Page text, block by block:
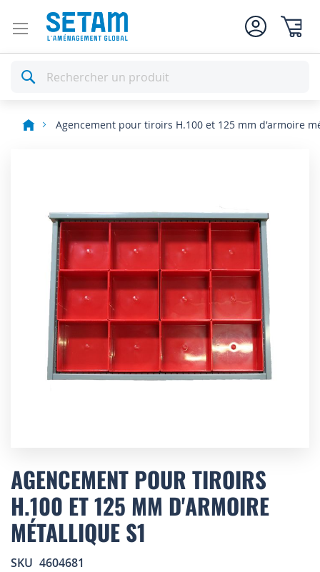
Rechercher
Agencement pour tiroirs H.100 et 125 mm d'armoire
to
the
beginning
of
the
images
AGENCEMENT POUR TIROIRS
H.100 ET 125 MM D'ARMOIRE
MÉTALLIQUE S1
SKU 4604681